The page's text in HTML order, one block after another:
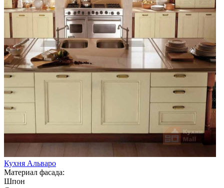
Кухня Альваро
Материал фасада:
Шпон